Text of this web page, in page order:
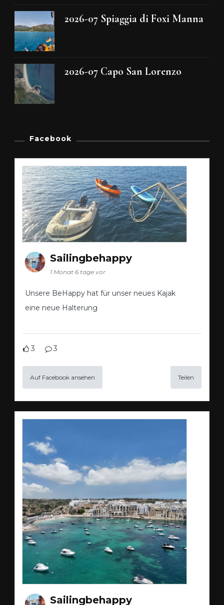
2026-07 Spiaggia di Foxi Manna
2026-07 Capo San Lorenzo
Facebook
Sailingbehappy
1 Monat 6 tage vor
Unsere BeHappy hat für unser neues Kajak
eine neue Halterung
3 3
Auf Facebook ansehen Teilen
Sailingbehappy